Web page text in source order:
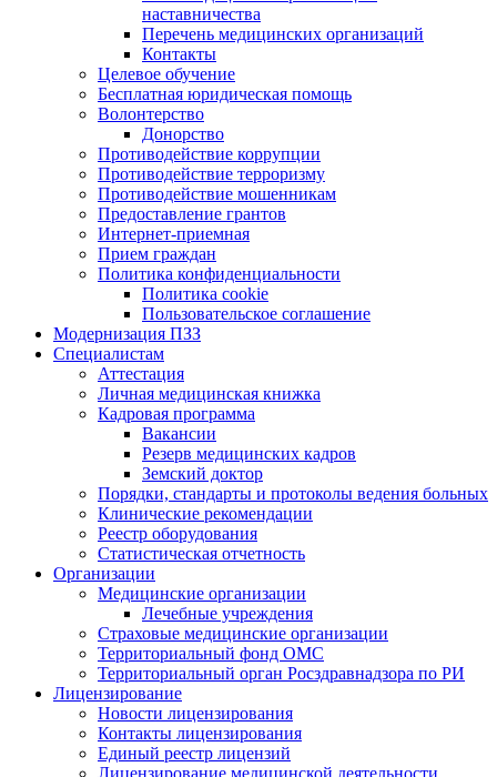
наставничества
Перечень медицинских организаций
Контакты
Целевое обучение
Бесплатная юридическая помощь
Волонтерство
Донорство
Противодействие коррупции
Противодействие терроризму
Противодействие мошенникам
Предоставление грантов
Интернет-приемная
Прием граждан
Политика конфиденциальности
Политика cookie
Пользовательское соглашение
Модернизация ПЗЗ
Специалистам
Аттестация
Личная медицинская книжка
Кадровая программа
Вакансии
Резерв медицинских кадров
Земский доктор
Порядки, стандарты и протоколы ведения больных
Клинические рекомендации
Реестр оборудования
Статистическая отчетность
Организации
Медицинские организации
Лечебные учреждения
Страховые медицинские организации
Территориальный фонд ОМС
Территориальный орган Росздравнадзора по РИ
Лицензирование
Новости лицензирования
Контакты лицензирования
Единый реестр лицензий
Лицензирование медицинской деятельности